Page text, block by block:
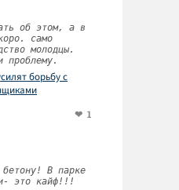
об этом, а в
само
молодцы.
проблему.
борьбу с
1
В парке
это кайф!!!